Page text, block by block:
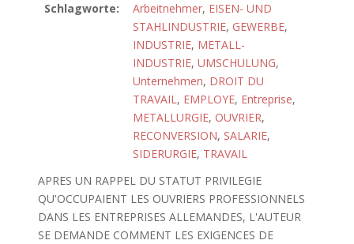
Schlagworte:
Arbeitnehmer, EISEN- UND
STAHLINDUSTRIE, GEWERBE,
INDUSTRIE, METALL-
INDUSTRIE, UMSCHULUNG,
Unternehmen, DROIT DU
TRAVAIL, EMPLOYE, Entreprise,
METALLURGIE, OUVRIER,
RECONVERSION, SALARIE,
SIDERURGIE, TRAVAIL
APRES UN RAPPEL DU STATUT PRIVILEGIE
QU'OCCUPAIENT LES OUVRIERS PROFESSIONNELS
DANS LES ENTREPRISES ALLEMANDES, L'AUTEUR
SE DEMANDE COMMENT LES EXIGENCES DE